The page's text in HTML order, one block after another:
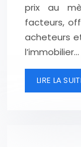
prix au
facteurs,
acheteurs
l’immobilier…
LIRE LA